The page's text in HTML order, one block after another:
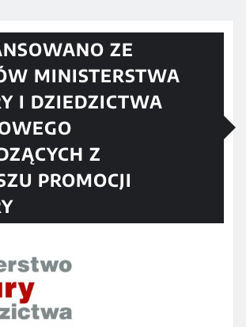
ZE
MINISTERSTWA
I DZIEDZICTWA
Z
PROMOCJI